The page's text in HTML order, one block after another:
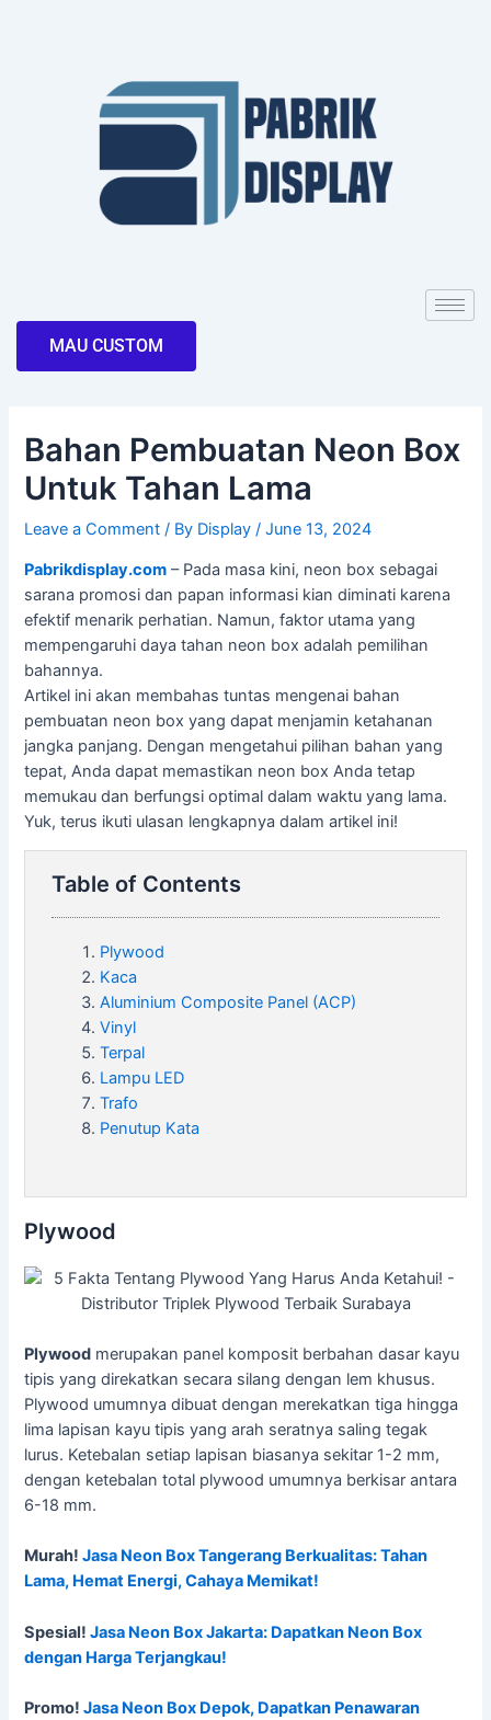
MAU CUSTOM
Bahan Pembuatan Neon Box
Untuk Tahan Lama
Leave a Comment / By Display/June 13, 2024
Pabrikdisplay.com – Pada masa kini, neon box sebagai
sarana promosi dan papan informasi kian diminati karena
efektif menarik perhatian. Namun, faktor utama yang
mempengaruhi daya tahan neon box adalah pemilihan
bahannya.
Artikel ini akan membahas tuntas mengenai bahan
pembuatan neon box yang dapat menjamin ketahanan
jangka panjang. Dengan mengetahui pilihan bahan yang
tepat, Anda dapat memastikan neon box Anda tetap
memukau dan berfungsi optimal dalam waktu yang lama.
Yuk, terus ikuti ulasan lengkapnya dalam artikel ini!
Table of Contents
Plywood
Kaca
Aluminium Composite Panel (ACP)
Vinyl
Terpal
Lampu LED
Trafo
Penutup Kata
Plywood
Plywood merupakan panel komposit berbahan dasar kayu
tipis yang direkatkan secara silang dengan lem khusus.
Plywood umumnya dibuat dengan merekatkan tiga hingga
lima lapisan kayu tipis yang arah seratnya saling tegak
lurus. Ketebalan setiap lapisan biasanya sekitar 1-2 mm,
dengan ketebalan total plywood umumnya berkisar antara
6-18 mm.
Murah!Jasa Neon Box Tangerang Berkualitas: Tahan
Lama, Hemat Energi, Cahaya Memikat!
Spesial!Jasa Neon Box Jakarta: Dapatkan Neon Box
dengan Harga Terjangkau!
Promo!Jasa Neon Box Depok, Dapatkan Penawaran